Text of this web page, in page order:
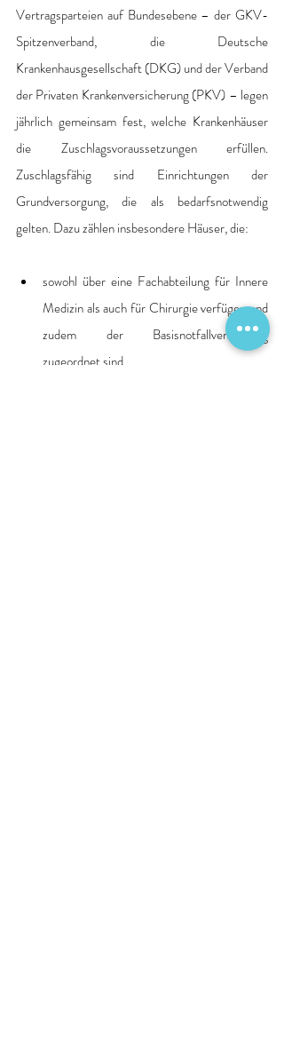
Vertragsparteien auf Bundesebene – der GKV-
Spitzenverband, die Deutsche
Krankenhausgesellschaft (DKG) und der Verband
der Privaten Krankenversicherung (PKV) – legen
jährlich gemeinsam fest, welche Krankenhäuser
die Zuschlagsvoraussetzungen erfüllen.
Zuschlagsfähig sind Einrichtungen der
Grundversorgung, die als bedarfsnotwendig
gelten. Dazu zählen insbesondere Häuser, die:
sowohl über eine Fachabteilung für Innere
Medizin als auch für Chirurgie verfügen und
zudem der Basisnotfallversorgung
zugeordnet sind,